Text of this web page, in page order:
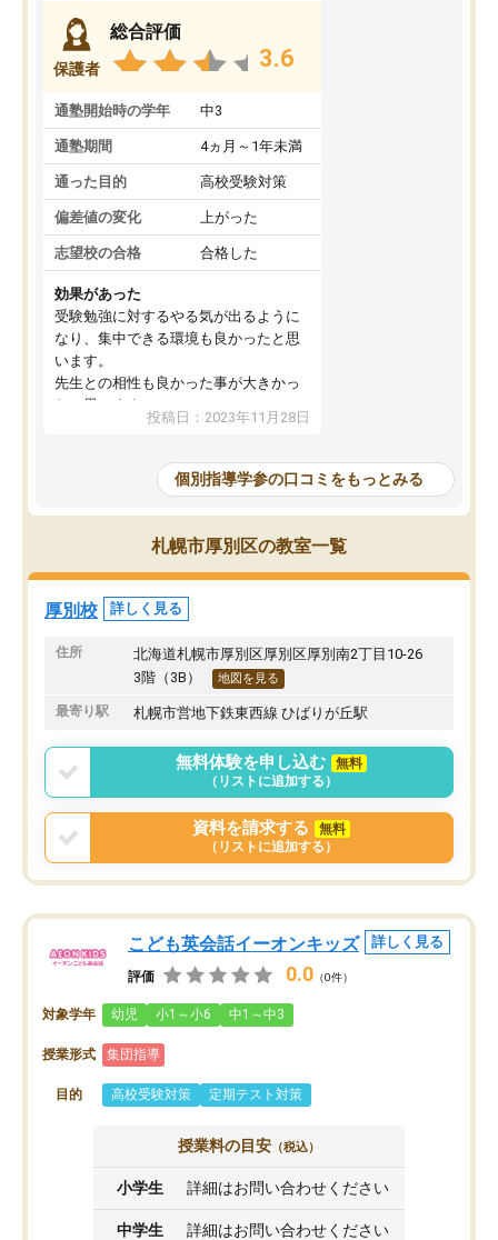
保護者
総合評価
3.6
通塾開始時の学年 中3
通塾期間 4ヵ月～1年未満
通った目的 高校受験対策
偏差値の変化 上がった
志望校の合格 合格した
効果があった
受験勉強に対するやる気が出るように
なり、集中できる環境も良かったと思
います。
先生との相性も良かった事が大きかっ
たと思います。
投稿日：2023年11月28日
個別指導学参の口コミをもっとみる
札幌市厚別区の教室一覧
厚別校 詳しく見る
住所
北海道札幌市厚別区厚別区厚別南2丁目10-26
3階（3B）
地図を見る
最寄り駅 札幌市営地下鉄東西線 ひばりが丘駅
無料体験を申し込む
無料
（リストに追加する）
資料を請求する
無料
（リストに追加する）
こども英会話イーオンキッズ 詳しく見る
評価 0.0 （0件）
対象学年 幼児 小1～小6 中1～中3
授業形式 集団指導
目的 高校受験対策 定期テスト対策
授業料の目安 （税込）
小学生 詳細はお問い合わせください
中学生 詳細はお問い合わせください